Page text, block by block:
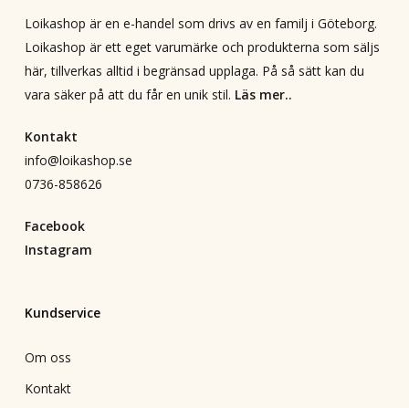
Loikashop är en e-handel som drivs av en familj i Göteborg.
Loikashop är ett eget varumärke och produkterna som säljs
här, tillverkas alltid i begränsad upplaga. På så sätt kan du
vara säker på att du får en unik stil. Läs mer..
Kontakt
info@loikashop.se
0736-858626
Facebook
Instagram
Kundservice
Om oss
Kontakt